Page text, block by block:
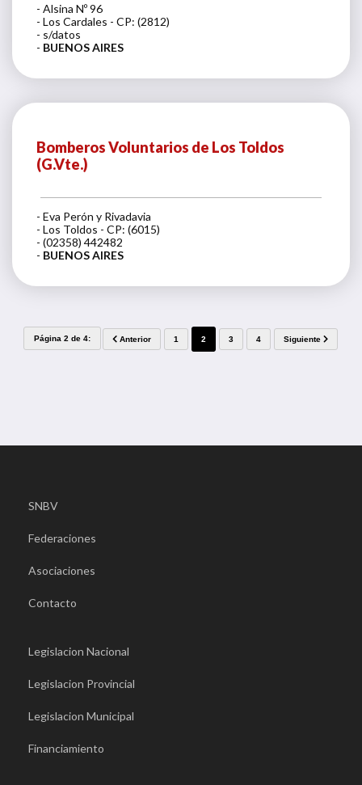
- Alsina Nº 96
- Los Cardales - CP: (2812)
- s/datos
- BUENOS AIRES
Bomberos Voluntarios de Los Toldos
(G.Vte.)
- Eva Perón y Rivadavia
- Los Toldos - CP: (6015)
- (02358) 442482
- BUENOS AIRES
Página 2 de 4: Anterior 1 2 3 4 Siguiente
SNBV
Federaciones
Asociaciones
Contacto
Legislacion Nacional
Legislacion Provincial
Legislacion Municipal
Financiamiento